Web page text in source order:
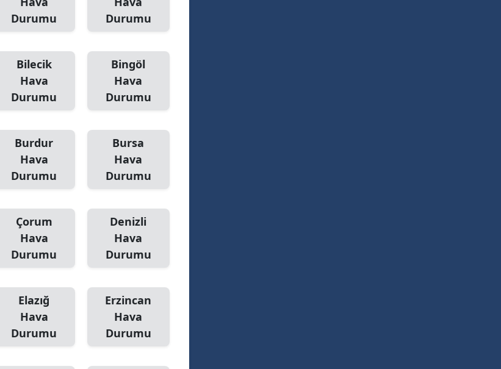
Durumu
Durumu
Bilecik
Hava
Durumu
Bingöl
Hava
Durumu
Burdur
Hava
Durumu
Bursa
Hava
Durumu
Çorum
Hava
Durumu
Denizli
Hava
Durumu
Elazığ
Hava
Durumu
Erzincan
Hava
Durumu